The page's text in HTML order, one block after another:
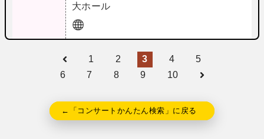
大ホール
1 2 3 4
5
6
7 8 9 10
←「コンサートかんたん検索」に戻る